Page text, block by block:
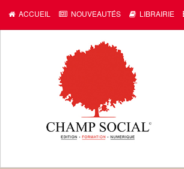
ACCUEIL NOUVEAUTÉS LIBRAIRIE